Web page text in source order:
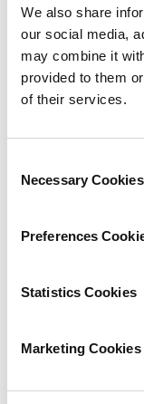
We also share
our social media,
may combine it
provided to them
of their services.
Necessary Cookies
Preferences
Statistics Cookies
Marketing Cookies
concertation
module
des brevets à
relations entre
visuellement
afin de traduire
prolongations
plusieurs
et donc
Nous avons